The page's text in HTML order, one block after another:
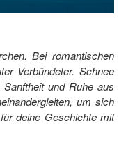
Bei romantischen
Verbündeter. Schnee
und Ruhe aus
um sich
deine Geschichte mit